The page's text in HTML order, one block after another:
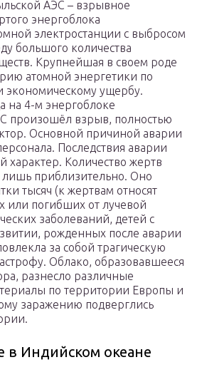
АЭС – взрывное
энергоблока
электростанции с выбросом
большого количества
Крупнейшая в своем роде
атомной энергетики по
экономическому ущербу.
на 4-м энергоблоке
произошёл взрыв, полностью
Основной причиной аварии
Последствия аварии
характер. Количество жертв
приблизительно. Оно
тысяч (к жертвам относят
или погибших от лучевой
заболеваний, детей с
рожденных после аварии
за собой трагическую
Облако, образовавшееся
разнесло различные
по территории Европы и
заражению подверглись
в Индийском океане